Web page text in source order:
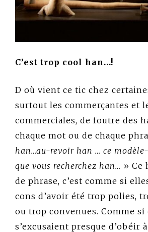
C’est trop cool han…!
D où vient ce tic chez
surtout les commerçantes et
commerciales, de foutre des
chaque mot ou de chaque
han…au-revoir han … ce
que vous recherchez han… » Ce
de phrase, c’est comme si
cons d’avoir été trop polies,
ou trop convenues. Comme si
s’excusaient presque d’obéir